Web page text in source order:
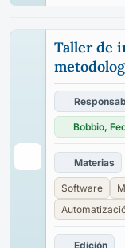
Taller de
Bobbio,
Materias
Software
Edición